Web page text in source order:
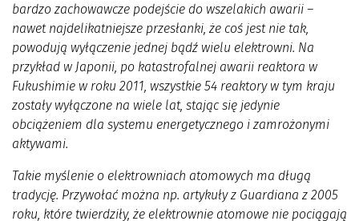
bardzo zachowawcze podejście do wszelakich awarii –
nawet najdelikatniejsze przesłanki, że coś jest nie tak,
powodują wyłączenie jednej bądź wielu elektrowni. Na
przykład w Japonii, po katastrofalnej awarii reaktora w
Fukushimie w roku 2011, wszystkie 54 reaktory w tym kraju
zostały wyłączone na wiele lat, stając się jedynie
obciążeniem dla systemu energetycznego i zamrożonymi
aktywami.
Takie myślenie o elektrowniach atomowych ma długą
tradycję. Przywołać można np. artykuły z Guardiana z 2005
roku, które twierdziły, że elektrownie atomowe nie pociągają